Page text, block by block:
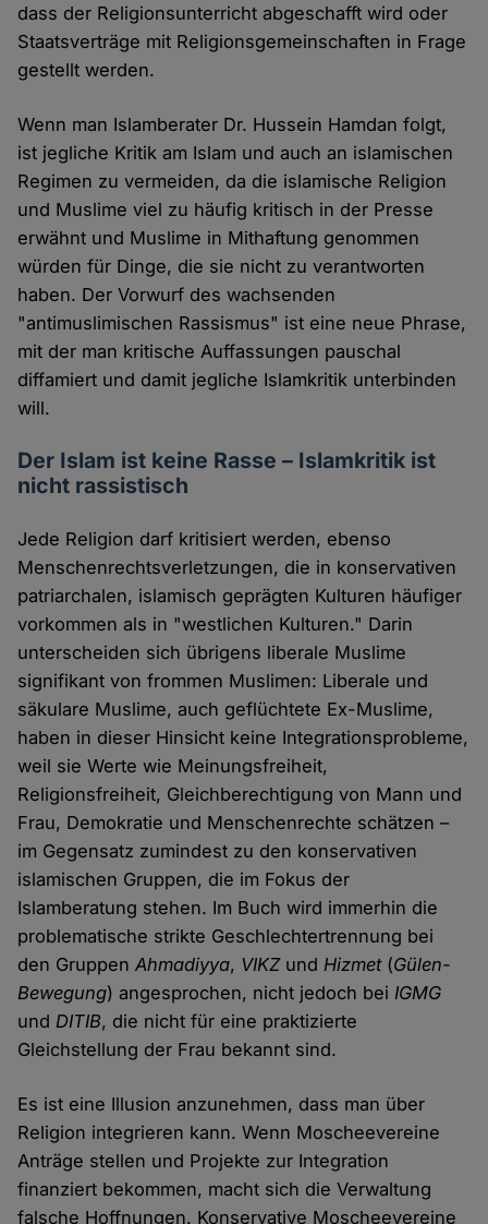
dass der Religionsunterricht abgeschafft wird oder
Staatsverträge mit Religionsgemeinschaften in Frage
gestellt werden.
Wenn man Islamberater Dr. Hussein Hamdan folgt,
ist jegliche Kritik am Islam und auch an islamischen
Regimen zu vermeiden, da die islamische Religion
und Muslime viel zu häufig kritisch in der Presse
erwähnt und Muslime in Mithaftung genommen
würden für Dinge, die sie nicht zu verantworten
haben. Der Vorwurf des wachsenden
"antimuslimischen Rassismus" ist eine neue Phrase,
mit der man kritische Auffassungen pauschal
diffamiert und damit jegliche Islamkritik unterbinden
will.
Der Islam ist keine Rasse – Islamkritik ist
nicht rassistisch
Jede Religion darf kritisiert werden, ebenso
Menschenrechtsverletzungen, die in konservativen
patriarchalen, islamisch geprägten Kulturen häufiger
vorkommen als in "westlichen Kulturen." Darin
unterscheiden sich übrigens liberale Muslime
signifikant von frommen Muslimen: Liberale und
säkulare Muslime, auch geflüchtete Ex-Muslime,
haben in dieser Hinsicht keine Integrationsprobleme,
weil sie Werte wie Meinungsfreiheit,
Religionsfreiheit, Gleichberechtigung von Mann und
Frau, Demokratie und Menschenrechte schätzen –
im Gegensatz zumindest zu den konservativen
islamischen Gruppen, die im Fokus der
Islamberatung stehen. Im Buch wird immerhin die
problematische strikte Geschlechtertrennung bei
den GruppenAhmadiyya, VIKZund Hizmet(Gülen-
Bewegung) angesprochen, nicht jedoch bei IGMG
und DITIB, die nicht für eine praktizierte
Gleichstellung der Frau bekannt sind.
Es ist eine Illusion anzunehmen, dass man über
Religion integrieren kann. Wenn Moscheevereine
Anträge stellen und Projekte zur Integration
finanziert bekommen, macht sich die Verwaltung
falsche Hoffnungen. Konservative Moscheevereine